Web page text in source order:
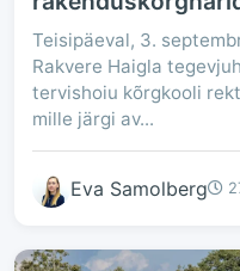
Teisipäeval, 3.
Rakvere Haigla
tervishoiu kõrgkooli
mille järgi av...
Eva Samolberg